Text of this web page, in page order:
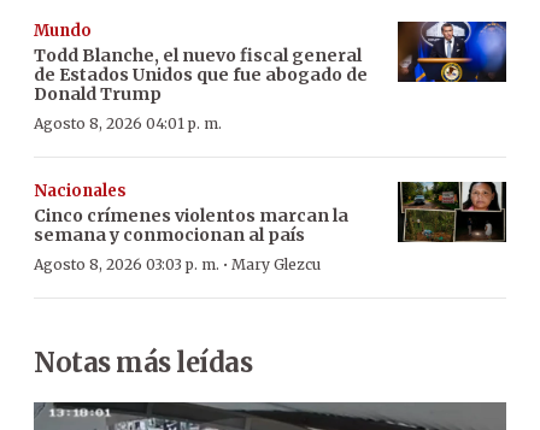
Mundo
Todd Blanche, el nuevo fiscal general
de Estados Unidos que fue abogado de
Donald Trump
Agosto 8, 2026 04:01 p. m.
Nacionales
Cinco crímenes violentos marcan la
semana y conmocionan al país
Agosto 8, 2026 03:03 p. m. · Mary Glezcu
Notas más leídas